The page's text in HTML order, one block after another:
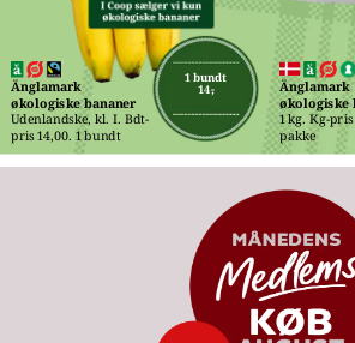
1 bundt
14,-
Änglamark
økologiske bananer
Udenlandske, kl. I. Bdt-
pris 14,00. 1 bundt
Änglamark
økologiske
1 kg. Kg-pris
pakke